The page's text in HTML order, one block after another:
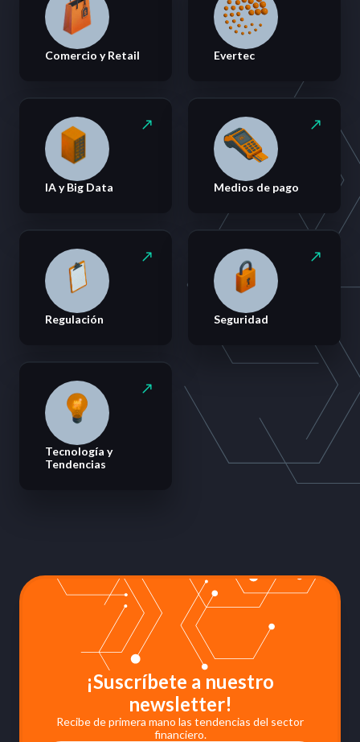
Comercio y Retail Evertec
IA y Big Data Medios de pago
Regulación Seguridad
Tecnología y
Tendencias
¡Suscríbete a nuestro
newsletter!
Recibe de primera mano las tendencias del sector
financiero.